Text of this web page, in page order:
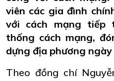
viên các gia đình
với cách mạng tiếp
thống cách mạng,
dựng địa phương
Theo đồng chí